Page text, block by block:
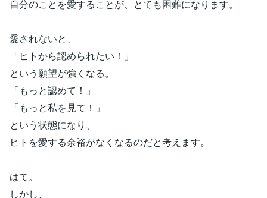
自分のことを愛することが、とても困難になります。
愛されないと、
「ヒトから認められたい！」
という願望が強くなる。
「もっと認めて！」
「もっと私を見て！」
という状態になり、
ヒトを愛する余裕がなくなるのだと考えます。
はて。
しかし、